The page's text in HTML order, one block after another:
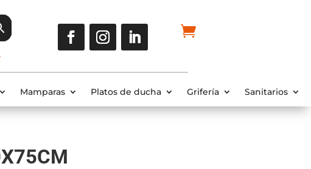
Mamparas Platos de ducha Grifería Sanitarios